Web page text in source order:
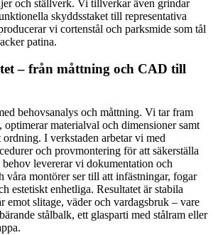
och ställverk. Vi tillverkar även grindar
skyddsstaket till representativa
vi cortenstål och parksmide som tål
patina.
– från måttning och CAD till
behovsanalys och måttning. Vi tar fram
materialval och dimensioner samt
I verkstaden arbetar vi med
och provmontering för att säkerställa
levererar vi dokumentation och
våra montörer ser till att infästningar, fogar
estetiskt enhetliga. Resultatet är stabila
emot slitage, väder och vardagsbruk – vare
stålbalk, ett glasparti med stålram eller